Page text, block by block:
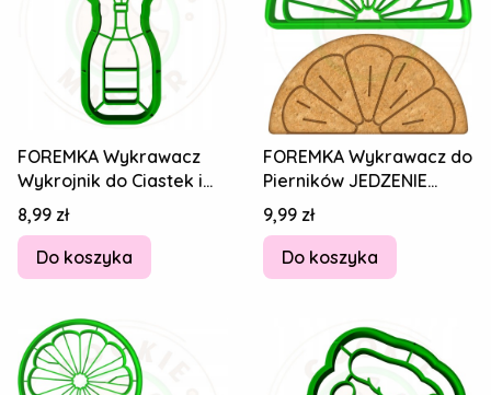
FOREMKA Wykrawacz
Wykrojnik do Ciastek i
Pierników SYLWESTER -
Szampan 8cm
Cena
8,99 zł
Do koszyka
FOREMKA Wykrawacz do
Pierników JEDZENIE
OWOCE Cytryna Plaster
Cytryny 8cm
Cena
9,99 zł
Do koszyka